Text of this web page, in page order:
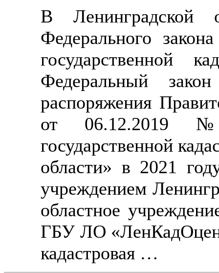
В Ленинградской
Федерального
государственной
Федеральный
распоряжения
от 06.12.2019
государственной
области» в 2021
учреждением
областное
ГБУ ЛО
кадастровая …